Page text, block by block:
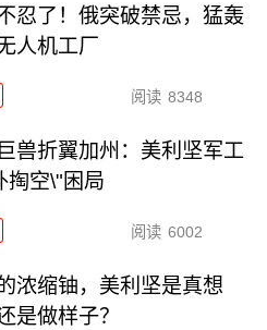
忍了！俄突破禁忌，猛轰
人机工厂
阅读 8348
兽折翼加州：美利坚军工
掏空\"困局
阅读 6002
浓缩铀，美利坚是真想
是做样子？